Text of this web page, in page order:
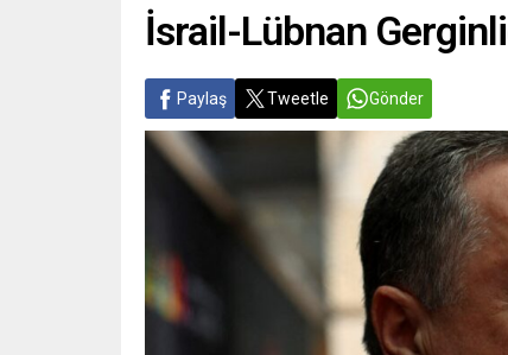
İsrail-Lübnan
Paylaş Tweetle Gönder